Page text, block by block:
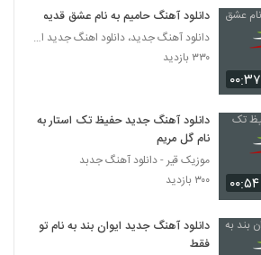
موزیک زیبای رو به راه نیستم از رضا ساجدی
۱۹۷ بازدید
Amin Ghobad Be Dadam Beres
دانلود آهنگ محمد فتحی شانه هایت
۲۰۹ بازدید
۰۰:۳۷
دانلود آهنگ حامیم به نام عشق قدیمی
دانلود آهنگ جدید، دانلود اهنگ جدید ایرانی
۳۳۰ بازدید
۰۰:۵۴
دانلود آهنگ جدید حفیظ تک استار به
نام گل مریم
موزیک قیر - دانلود آهنگ جدبد
۳۰۰ بازدید
دانلود آهنگ جدید ایوان بند به نام تو
فقط